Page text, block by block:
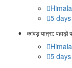
5
कांवड़ यात्रा:
5